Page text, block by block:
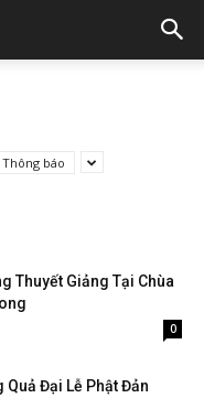
Thông báo
Thuyết Giảng Tại Chùa
0
Quả Đại Lễ Phật Đản